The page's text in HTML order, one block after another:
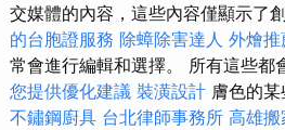
交媒體的內容，這些內容僅顯示了
的台胞證服務 除蟑除害達人 外燴推
常會進行編輯和選擇。 所有這些都
您提供優化建議 裝潢設計 膚色的
不鏽鋼廚具 台北律師事務所 高雄搬